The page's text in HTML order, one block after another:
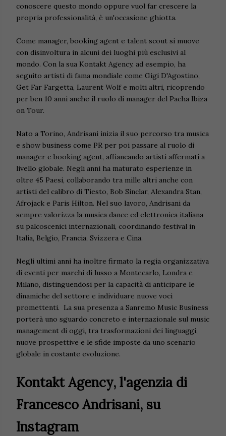
conoscere questo mondo oppure vuol far crescere la
propria professionalità, è un'occasione ghiotta.
Come manager, booking agent e talent scout si muove
con disinvoltura in alcuni dei luoghi più esclusivi al
mondo. Con la sua Kontakt Agency, ad esempio, ha
seguito artisti di fama mondiale come Gigi D'Agostino,
Get Far Fargetta, Laurent Wolf e molti altri, ricoprendo
per ben 10 anni anche il ruolo di manager del Pacha Ibiza
on Tour.
Nato a Torino, Andrisani inizia il suo percorso tra musica
e show business come PR per poi passare al ruolo di
manager e booking agent, affiancando artisti affermati a
livello globale. Negli anni ha maturato esperienze in
oltre 45 Paesi, collaborando tra mille altri anche con
artisti del calibro di Tiesto, Bob Sinclar, Alexandra Stan,
Afrojack e Paris Hilton. Nel suo lavoro, Andrisani da
sempre valorizza la musica dance ed elettronica italiana
su palcoscenici internazionali, coordinando festival in
Italia, Belgio, Francia, Svizzera e Cina.
Negli ultimi anni ha inoltre firmato la regia organizzativa
di eventi per marchi di lusso a Montecarlo, Londra e
Milano, distinguendosi per la capacità di anticipare le
dinamiche del settore e individuare nuove voci
promettenti. La sua presenza a Sanremo Music Business
porterà uno sguardo concreto e internazionale sul music
management di oggi, tra trasformazioni dei linguaggi,
nuove prospettive e le sfide imposte da uno scenario
globale in costante evoluzione.
Kontakt Agency, l'agenzia di
Francesco Andrisani, su
Instagram